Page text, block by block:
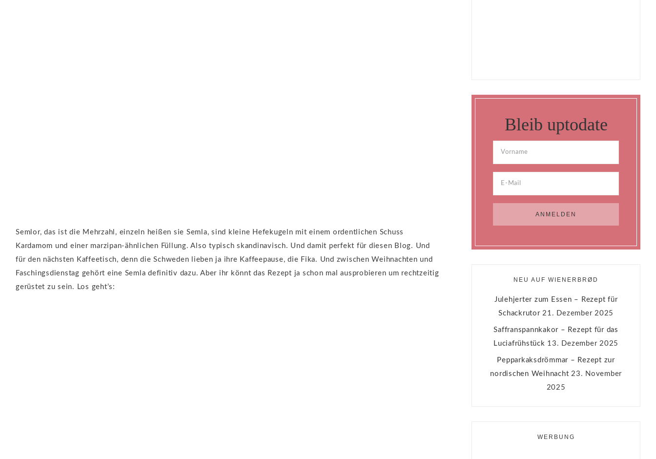
Semlor, das ist die Mehrzahl, einzeln heißen sie Semla, sind kleine Hefekugeln mit einem ordentlichen Schuss
Kardamom und einer marzipan-ähnlichen Füllung. Also typisch skandinavisch. Und damit perfekt für diesen Blog. Und
für den nächsten Kaffeetisch, denn die Schweden lieben ja ihre Kaffeepause, die Fika. Und zwischen Weihnachten und
Faschingsdienstag gehört eine Semla definitiv dazu. Aber ihr könnt das Rezept ja schon mal ausprobieren um rechtzeitig
gerüstet zu sein. Los geht’s:
Bleib uptodate
NEU AUF WIENERBRØD
Julehjerter zum Essen – Rezept für
Schackrutor 21. Dezember 2025
Saffranspannkakor – Rezept für das
Luciafrühstück 13. Dezember 2025
Pepparkaksdrömmar – Rezept zur
nordischen Weihnacht 23. November
2025
WERBUNG